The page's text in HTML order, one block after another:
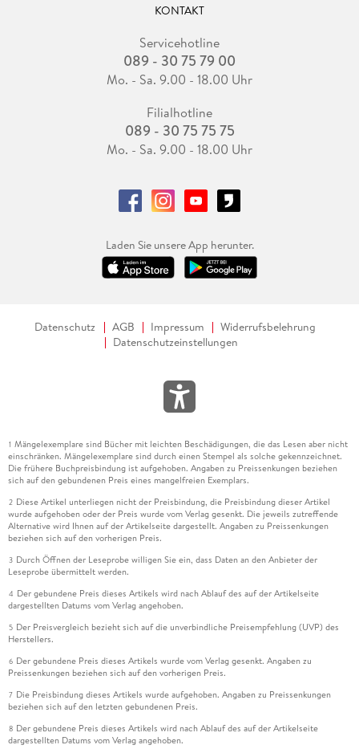
KONTAKT
Servicehotline
089 - 30 75 79 00
Mo. - Sa. 9.00 - 18.00 Uhr
Filialhotline
089 - 30 75 75 75
Mo. - Sa. 9.00 - 18.00 Uhr
Laden Sie unsere App herunter.
Datenschutz AGB Impressum
Widerrufsbelehrung
Datenschutzeinstellungen
1 Mängelexemplare sind Bücher mit leichten Beschädigungen, die das Lesen aber nicht
einschränken. Mängelexemplare sind durch einen Stempel als solche gekennzeichnet.
Die frühere Buchpreisbindung ist aufgehoben. Angaben zu Preissenkungen beziehen
sich auf den gebundenen Preis eines mangelfreien Exemplars.
2 Diese Artikel unterliegen nicht der Preisbindung, die Preisbindung dieser Artikel
wurde aufgehoben oder der Preis wurde vom Verlag gesenkt. Die jeweils zutreffende
Alternative wird Ihnen auf der Artikelseite dargestellt. Angaben zu Preissenkungen
beziehen sich auf den vorherigen Preis.
3 Durch Öffnen der Leseprobe willigen Sie ein, dass Daten an den Anbieter der
Leseprobe übermittelt werden.
4 Der gebundene Preis dieses Artikels wird nach Ablauf des auf der Artikelseite
dargestellten Datums vom Verlag angehoben.
5 Der Preisvergleich bezieht sich auf die unverbindliche Preisempfehlung (UVP) des
Herstellers.
6 Der gebundene Preis dieses Artikels wurde vom Verlag gesenkt. Angaben zu
Preissenkungen beziehen sich auf den vorherigen Preis.
7 Die Preisbindung dieses Artikels wurde aufgehoben. Angaben zu Preissenkungen
beziehen sich auf den letzten gebundenen Preis.
8 Der gebundene Preis dieses Artikels wird nach Ablauf des auf der Artikelseite
dargestellten Datums vom Verlag angehoben.